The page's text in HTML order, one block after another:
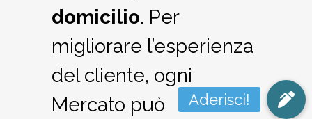
domicilio. Per
migliorare l’esperienza
del cliente, ogni
Mercato può